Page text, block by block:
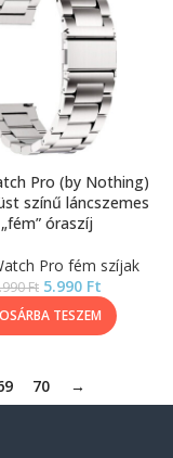
Pro (by Nothing)
színű láncszemes
„fém” óraszíj
Pro fém szíjak
Ft 5.990 Ft
TESZEM
70 →